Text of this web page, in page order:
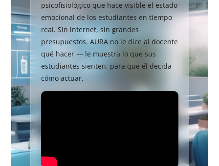
psicofisiológico que hace visible el estado
emocional de los estudiantes en tiempo
real. Sin internet, sin grandes
presupuestos. AURA no le dice al docente
qué hacer — le muestra lo que sus
estudiantes sienten, para que él decida
cómo actuar.